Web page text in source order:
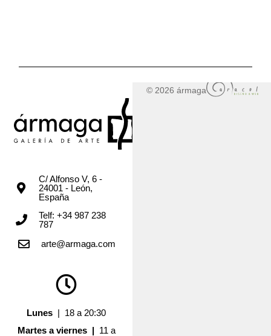
C/ Alfonso V, 6 -
24001 - León,
España
Telf: +34 987 238
787
arte@armaga.com
Lunes | 18 a 20:30
Martes a viernes | 11 a
© 2026 ármaga